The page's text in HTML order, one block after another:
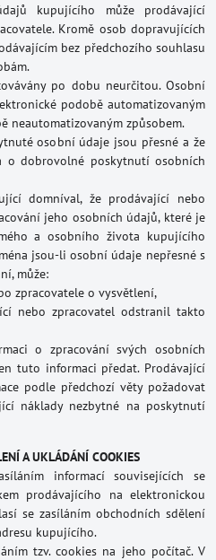
kupujícího může prodávající
Kromě osob dopravujících
bez předchozího souhlasu
po dobu neurčitou. Osobní
podobě automatizovaným
neautomatizovaným způsobem.
osobní údaje jsou přesné a že
dobrovolné poskytnutí osobních
domníval, že prodávající nebo
jeho osobních údajů, které je
a osobního života kupujícího
jsou-li osobní údaje nepřesné s
může:
zpracovatele o vysvětlení,
nebo zpracovatel odstranil takto
o zpracování svých osobních
tuto informaci předat. Prodávající
podle předchozí věty požadovat
náklady nezbytné na poskytnutí
A UKLÁDÁNÍ COOKIES
informací souvisejících se
prodávajícího na elektronickou
se zasíláním obchodních sdělení
kupujícího.
tzv. cookies na jeho počítač. V